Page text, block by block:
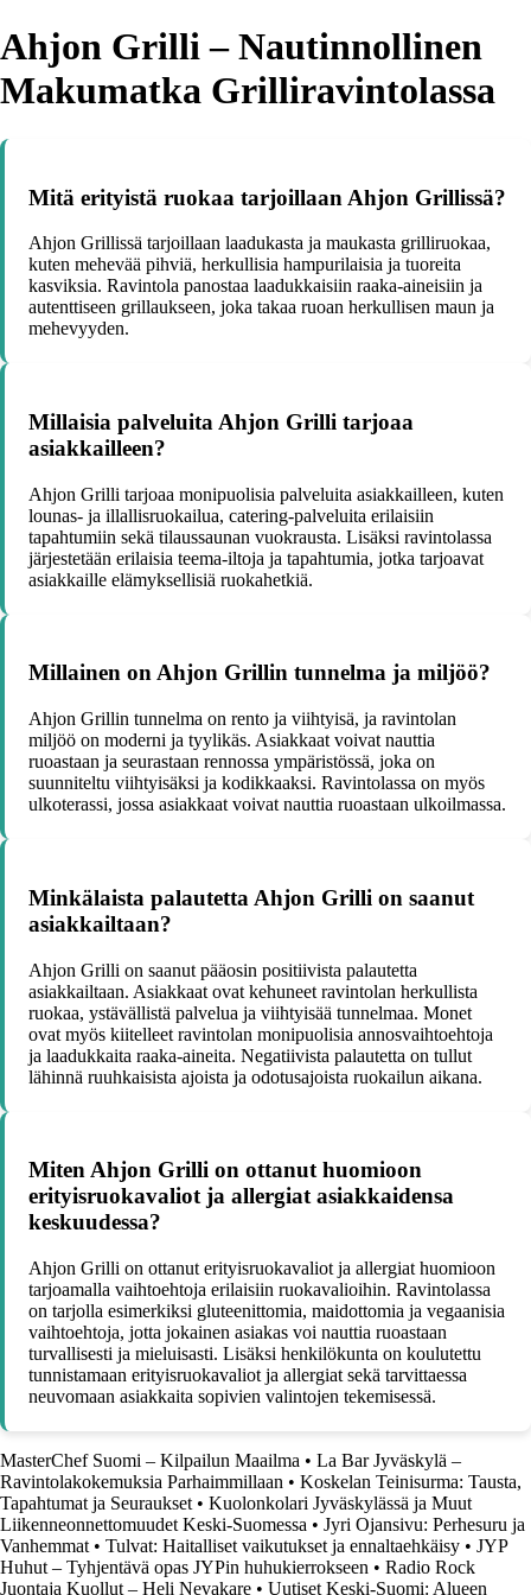
Ahjon Grilli – Nautinnollinen
Makumatka Grilliravintolassa
Mitä erityistä ruokaa tarjoillaan Ahjon Grillissä?
Ahjon Grillissä tarjoillaan laadukasta ja maukasta grilliruokaa,
kuten mehevää pihviä, herkullisia hampurilaisia ja tuoreita
kasviksia. Ravintola panostaa laadukkaisiin raaka-aineisiin ja
autenttiseen grillaukseen, joka takaa ruoan herkullisen maun ja
mehevyyden.
Millaisia palveluita Ahjon Grilli tarjoaa
asiakkailleen?
Ahjon Grilli tarjoaa monipuolisia palveluita asiakkailleen, kuten
lounas- ja illallisruokailua, catering-palveluita erilaisiin
tapahtumiin sekä tilaussaunan vuokrausta. Lisäksi ravintolassa
järjestetään erilaisia teema-iltoja ja tapahtumia, jotka tarjoavat
asiakkaille elämyksellisiä ruokahetkiä.
Millainen on Ahjon Grillin tunnelma ja miljöö?
Ahjon Grillin tunnelma on rento ja viihtyisä, ja ravintolan
miljöö on moderni ja tyylikäs. Asiakkaat voivat nauttia
ruoastaan ja seurastaan rennossa ympäristössä, joka on
suunniteltu viihtyisäksi ja kodikkaaksi. Ravintolassa on myös
ulkoterassi, jossa asiakkaat voivat nauttia ruoastaan ulkoilmassa.
Minkälaista palautetta Ahjon Grilli on saanut
asiakkailtaan?
Ahjon Grilli on saanut pääosin positiivista palautetta
asiakkailtaan. Asiakkaat ovat kehuneet ravintolan herkullista
ruokaa, ystävällistä palvelua ja viihtyisää tunnelmaa. Monet
ovat myös kiitelleet ravintolan monipuolisia annosvaihtoehtoja
ja laadukkaita raaka-aineita. Negatiivista palautetta on tullut
lähinnä ruuhkaisista ajoista ja odotusajoista ruokailun aikana.
Miten Ahjon Grilli on ottanut huomioon
erityisruokavaliot ja allergiat asiakkaidensa
keskuudessa?
Ahjon Grilli on ottanut erityisruokavaliot ja allergiat huomioon
tarjoamalla vaihtoehtoja erilaisiin ruokavalioihin. Ravintolassa
on tarjolla esimerkiksi gluteenittomia, maidottomia ja vegaanisia
vaihtoehtoja, jotta jokainen asiakas voi nauttia ruoastaan
turvallisesti ja mieluisasti. Lisäksi henkilökunta on koulutettu
tunnistamaan erityisruokavaliot ja allergiat sekä tarvittaessa
neuvomaan asiakkaita sopivien valintojen tekemisessä.
MasterChef Suomi – Kilpailun Maailma • La Bar Jyväskylä –
Ravintolakokemuksia Parhaimmillaan • Koskelan Teinisurma: Tausta,
Tapahtumat ja Seuraukset • Kuolonkolari Jyväskylässä ja Muut
Liikenneonnettomuudet Keski-Suomessa • Jyri Ojansivu: Perhesuru ja
Vanhemmat • Tulvat: Haitalliset vaikutukset ja ennaltaehkäisy • JYP
Huhut – Tyhjentävä opas JYPin huhukierrokseen • Radio Rock
Juontaja Kuollut – Heli Nevakare • Uutiset Keski-Suomi: Alueen